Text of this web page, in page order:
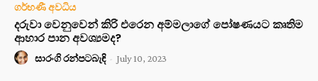
ගර්භණී අවධිය
දරුවා වෙනුවෙන් කිරි එරෙන අම්මලාගේ පෝෂණයට කෘතිම
ආහාර පාන අවශ්‍යමද?
සාරංගි රන්පටබැඳි - July 10, 2023